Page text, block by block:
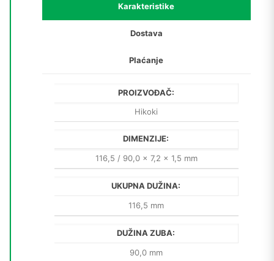
Karakteristike
Dostava
Plaćanje
PROIZVOĐAČ:
Hikoki
DIMENZIJE:
116,5 / 90,0 x 7,2 x 1,5 mm
UKUPNA DUŽINA:
116,5 mm
DUŽINA ZUBA:
90,0 mm